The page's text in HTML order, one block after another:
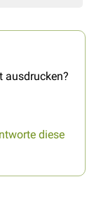
ausdrucken?
diese